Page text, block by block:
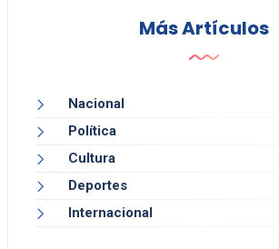
Más Artículos
Nacional
Política
Cultura
Deportes
Internacional